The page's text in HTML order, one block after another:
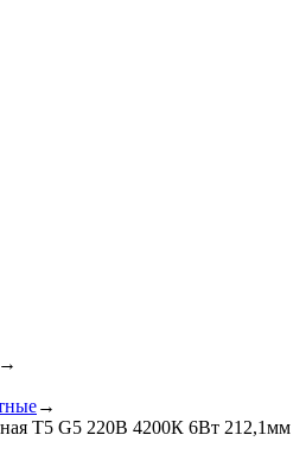
→
→
T5 G5 220В 4200К 6Вт 212,1мм